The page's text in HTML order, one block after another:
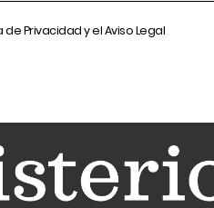
de Privacidady elAviso Legal